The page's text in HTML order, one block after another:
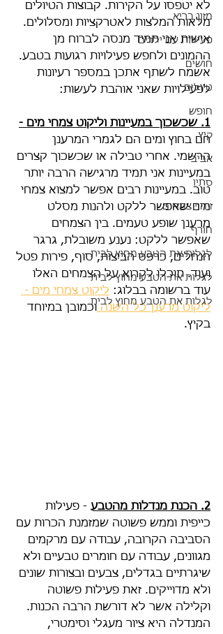
מזון בריא
פעילות עם ילדים
חושים
טיולים
חופש
קיץ
אביב
סתיו
זיהוי צמחים
חורף
לגלות את הטבע מחוץ לבית
לגלות את הטבע מחוץ לבית
לגלות את הטבע מחוץ לבית
לא יטפסו על הקירות. קבוצות הטיולים
מלאות המלצות לאטרקציות ומסלולים.
אישית אני תמיד מנסה לברוח מן
ההמונים ולחפש פעילויות רגועות בטבע.
אשמח לשתף אתכן במספר רעיונות
לפעילויות שאני אוהבת לעשות:
1. שכשכוך במעיינות וליקוט צמחי מים -
חם בחוץ ומים הם לגמרי המרענן
הרשמי. אחרי טבילה או שכשכוך קצרים
במעיינות אני תמיד מרגישה הרבה יותר
טוב. במעיינות רבים אפשר למצוא צמחי
מים שאפשר ללקט ולהנות מסלט
מרענן שופע טעמים. בין הצמחים
שאפשר ללקט: נענע משובלת, גרגר
הנחלים, כרפס הביצות, סוף, פירות פטל
ועוד. תוכלו לקרוא על הצמחים האלו
עוד ברשומה בבלוג: ליקוט צמחי מים -
ליקוט מרענן כל השנה וכמובן במיוחד
בקיץ.
2. הכנת מנדלות מהטבע
- פעילות
כייפית וממש פשוטה שמזמנת הכרות עם
הסביבה הקרובה, עבודה עם מרקמים
מגוונים, עבודה עם חומרים טבעיים ולא
שיגרתיים בגדלים, צבעים ובצורות שונים
ולא מדוייקים. זאת פעילות פשוטה
וקלילה אשר לא דורשת הרבה הכנות.
המנדלה היא ציור מעגלי וסימטרי,